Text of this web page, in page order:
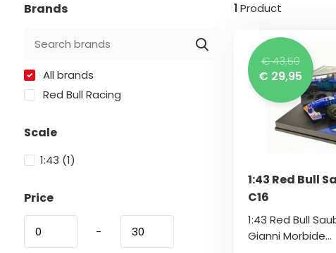
Brands
All brands
Red Bull Racing
Scale
1:43 (1)
Price
-
1Product
€ 43,50
€ 29,95
1:43 Red Bull
C16
1:43 Red Bull
Gianni Morbide...